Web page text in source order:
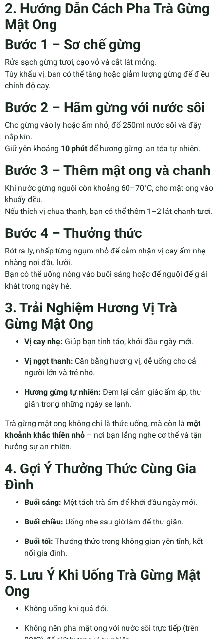
2. Hướng Dẫn Cách Pha Trà Gừng
Mật Ong
Bước 1 – Sơ chế gừng
Rửa sạch gừng tươi, cạo vỏ và cắt lát mỏng.
Tùy khẩu vị, bạn có thể tăng hoặc giảm lượng gừng để điều
chỉnh độ cay.
Bước 2 – Hãm gừng với nước sôi
Cho gừng vào ly hoặc ấm nhỏ, đổ 250ml nước sôi và đậy
nắp kín.
Giữ yên khoảng 10 phútđể hương gừng lan tỏa tự nhiên.
Bước 3 – Thêm mật ong và chanh
Khi nước gừng nguội còn khoảng 60–70°C, cho mật ong vào
khuấy đều.
Nếu thích vị chua thanh, bạn có thể thêm 1–2 lát chanh tươi.
Bước 4 – Thưởng thức
Rót ra ly, nhấp từng ngụm nhỏ để cảm nhận vị cay ấm nhẹ
nhàng nơi đầu lưỡi.
Bạn có thể uống nóng vào buổi sáng hoặc để nguội để giải
khát trong ngày hè.
3. Trải Nghiệm Hương Vị Trà
Gừng Mật Ong
Vị cay nhẹ: Giúp bạn tỉnh táo, khởi đầu ngày mới.
Vị ngọt thanh: Cân bằng hương vị, dễ uống cho cả
người lớn và trẻ nhỏ.
Hương gừng tự nhiên: Đem lại cảm giác ấm áp, thư
giãn trong những ngày se lạnh.
Trà gừng mật ong không chỉ là thức uống, mà còn là một
khoảnh khắc thiền nhỏ – nơi bạn lắng nghe cơ thể và tận
hưởng sự an nhiên.
4. Gợi Ý Thưởng Thức Cùng Gia
Đình
Buổi sáng: Một tách trà ấm để khởi đầu ngày mới.
Buổi chiều: Uống nhẹ sau giờ làm để thư giãn.
Buổi tối: Thưởng thức trong không gian yên tĩnh, kết
nối gia đình.
5. Lưu Ý Khi Uống Trà Gừng Mật
Ong
Không uống khi quá đói.
Không nên pha mật ong với nước sôi trực tiếp (trên